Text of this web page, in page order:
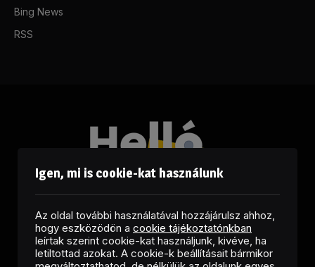
Bing News
RSS
Igen, mi is cookie-kat használunk
Az oldal további használatával hozzájárulsz ahhoz,
hogy eszközödön a cookie tájékoztatónkban
leírtak szerint cookie-kat használjunk, kivéve, ha
letiltottad azokat. A cookie-k beállításait bármikor